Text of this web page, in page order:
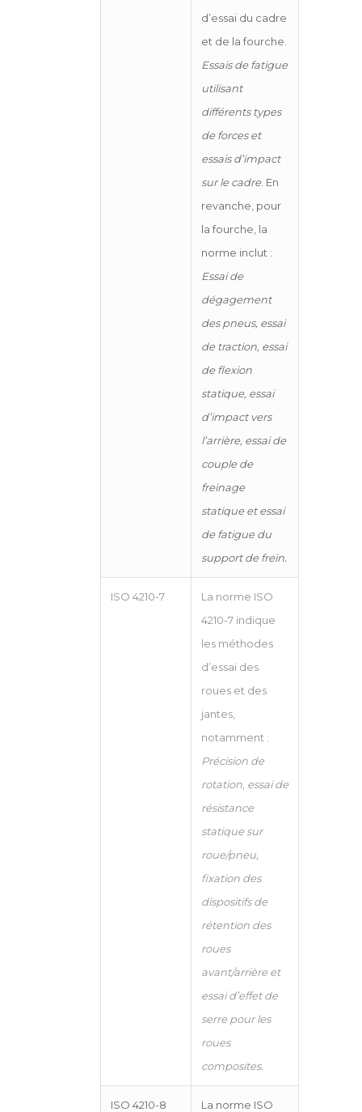
d’essai du cadre
et de la fourche.
Essais de fatigue
utilisant
différents types
de forces et
essais d’impact
sur le cadre. En
revanche, pour
la fourche, la
norme inclut :
Essai de
dégagement
des pneus, essai
de traction, essai
de flexion
statique, essai
d’impact vers
l’arrière, essai de
couple de
freinage
statique et essai
de fatigue du
support de frein.
ISO 4210-7
La norme ISO
4210-7 indique
les méthodes
d’essai des
roues et des
jantes,
notamment :
Précision de
rotation, essai de
résistance
statique sur
roue/pneu,
fixation des
dispositifs de
rétention des
roues
avant/arrière et
essai d’effet de
serre pour les
roues
composites.
ISO 4210-8 La norme ISO